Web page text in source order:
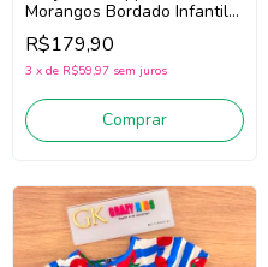
Morangos Bordado Infantil
Teen Menina Bimbi Fb190
(Azul)
R$179,90
3 x de R$59,97 sem juros
Comprar